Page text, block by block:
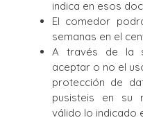
indica en esos
El comedor
semanas en el
A través de la
aceptar o no el
protección de
pusisteis en su
válido lo indicado